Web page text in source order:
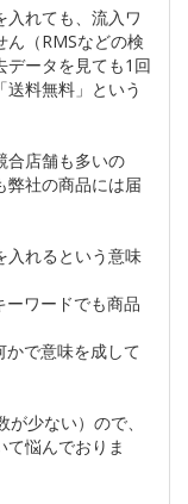
入れても、流入ワ
ん（RMSなどの検
データを見ても1回
料無料」という
合店舗も多いの
弊社の商品には届
入れるという意味
ワードでも商品
で意味を成して
少ない）ので、
悩んでおりま